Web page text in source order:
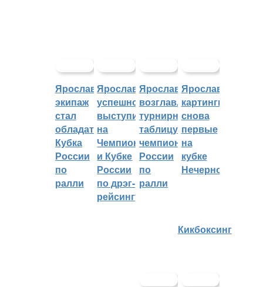
Ярославский
экипаж
стал
обладателем
Кубка
России
по
ралли
Ярославцы
успешно
выступили
на
Чемпионате
и Кубке
России
по дрэг-
рейсингу
Ярославцы
возглавляют
турнирную
таблицу
чемпионата
России
по
ралли
Ярославские
картингисты
снова
первые
на
кубке
Нечерноземья
Кикбоксинг